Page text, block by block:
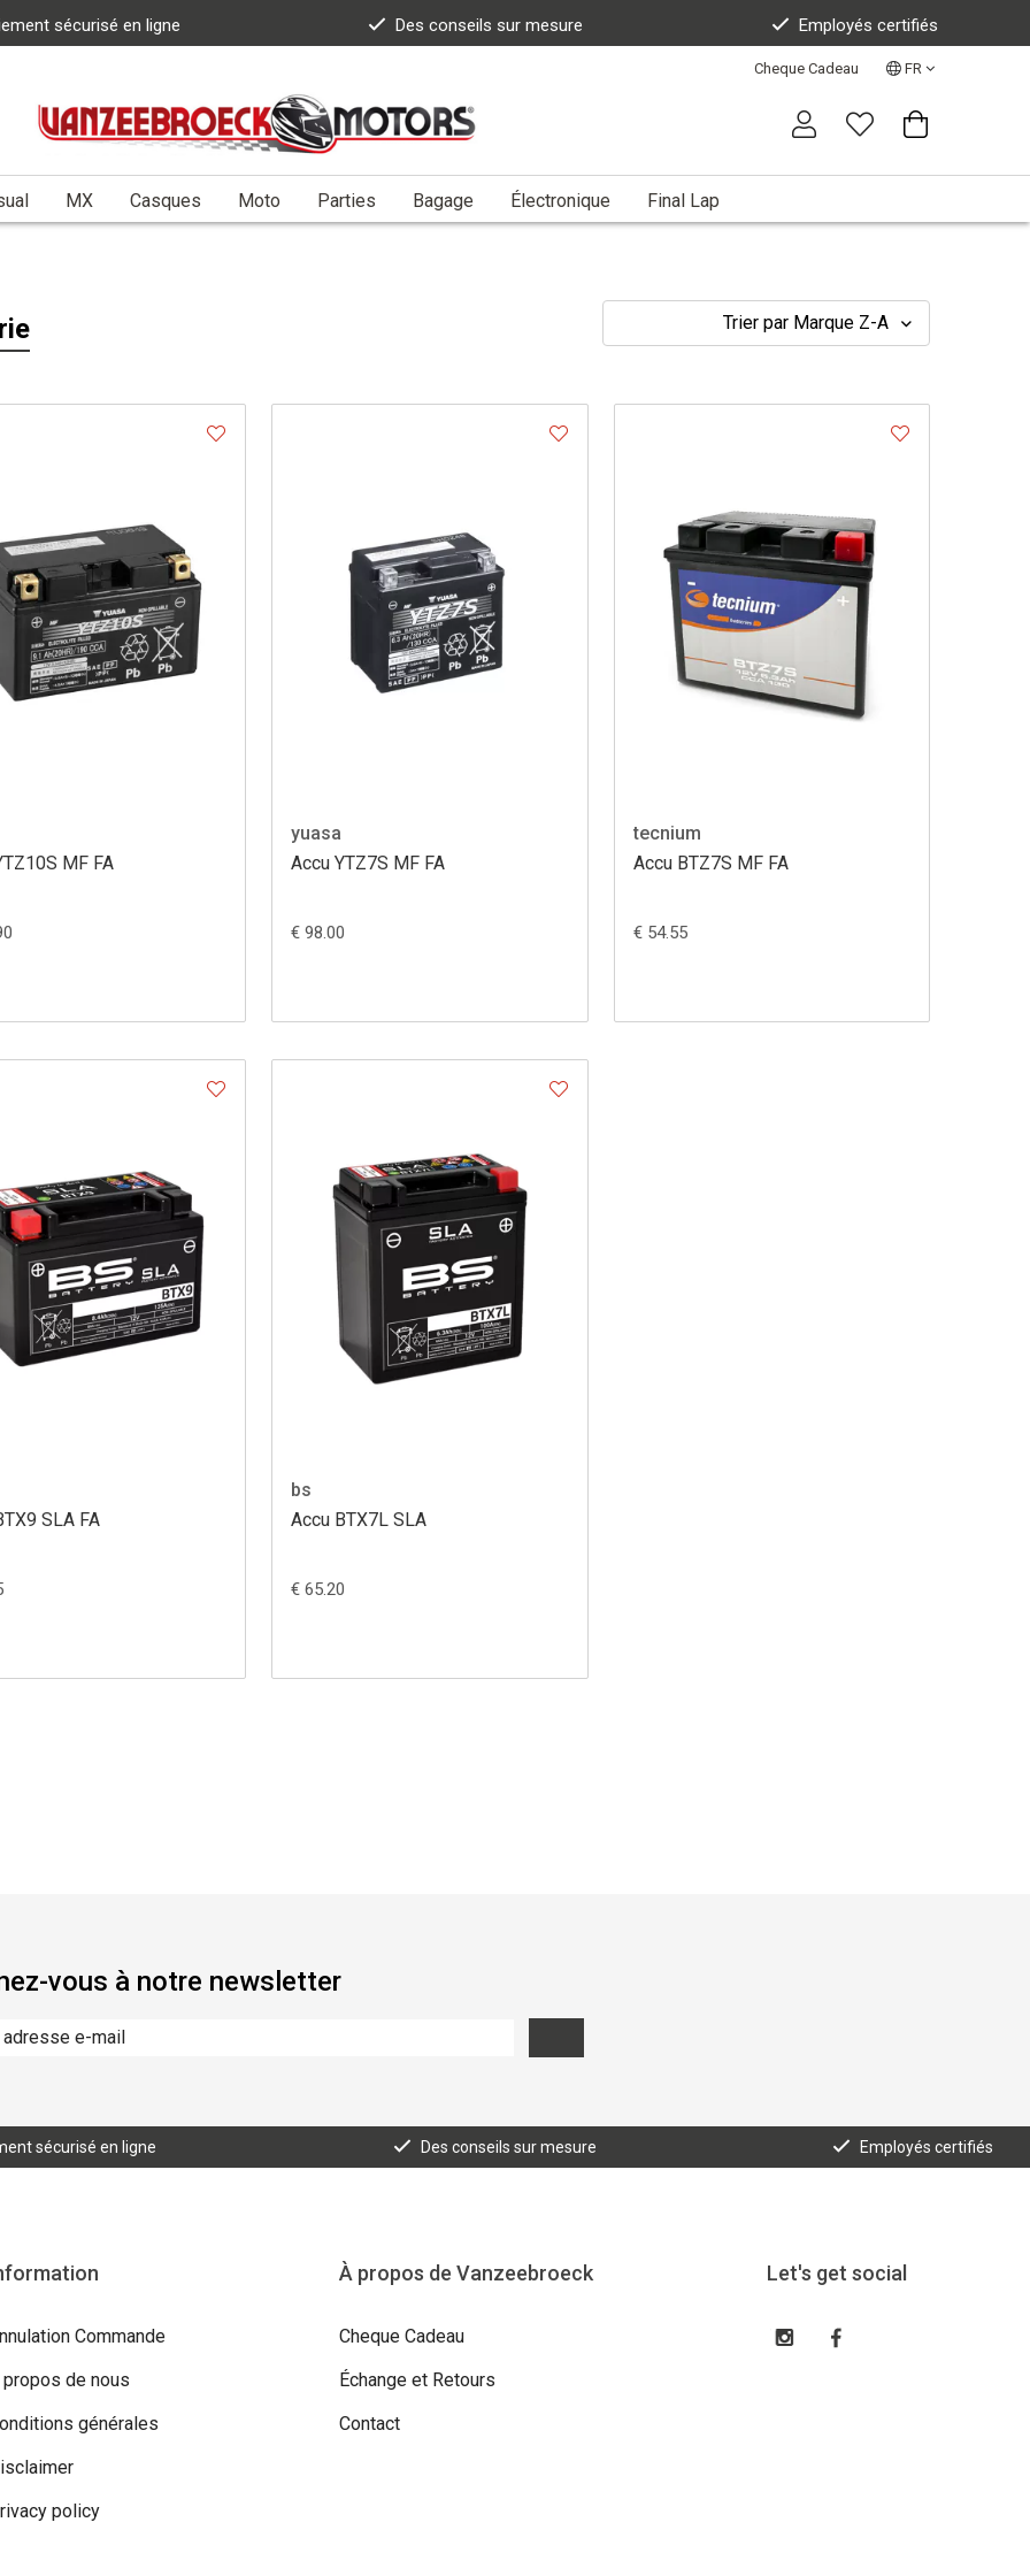
sécurisé en ligne Des conseils sur mesure Employés certifiés
Cheque Cadeau FR
MX Casques Moto Parties Bagage Électronique Final Lap
MF FA
yuasa
Accu YTZ7S MF FA
€ 98.00
tecnium
Accu BTZ7S MF FA
€ 54.55
SLA FA
bs
Accu BTX7L SLA
€ 65.20
vous à notre newsletter
sécurisé en ligne Des conseils sur mesure Employés certifiés
Commande
propos de nous
générales
policy
À propos de Vanzeebroeck
Cheque Cadeau
Échange et Retours
Contact
Let's get social